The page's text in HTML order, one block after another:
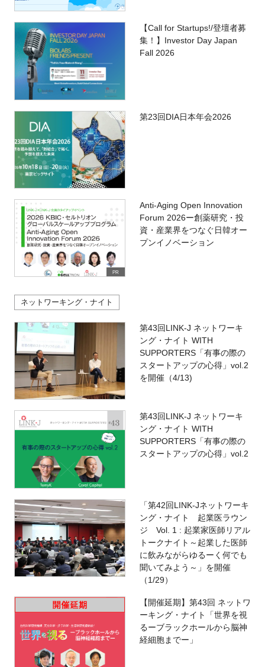
【Call for Startups!/登壇者募
集！】Investor Day Japan
Fall 2026
第23回DIA日本年会2026
PR
Anti-Aging Open Innovation
Forum 2026ー創薬研究・投
資・産業界をつなぐ日韓オー
プンイノベーション
ネットワーキング・ナイト
第43回LINK-J ネットワーキ
ング・ナイト WITH
SUPPORTERS「有事の際の
スタートアップの心得」vol.2
を開催（4/13)
第43回LINK-J ネットワーキ
ング・ナイト WITH
SUPPORTERS「有事の際の
スタートアップの心得」vol.2
「第42回LINK-Jネットワーキ
ング・ナイト 起業医ラウン
ジ Vol. 1 : 起業家医師リアル
トークナイト～起業した医師
に飲みながらゆるーく何でも
聞いてみよう～」を開催
（1/29）
【開催延期】第43回 ネットワ
ーキング・ナイト「世界を視
るーブラックホールから脳神
経細胞までー」